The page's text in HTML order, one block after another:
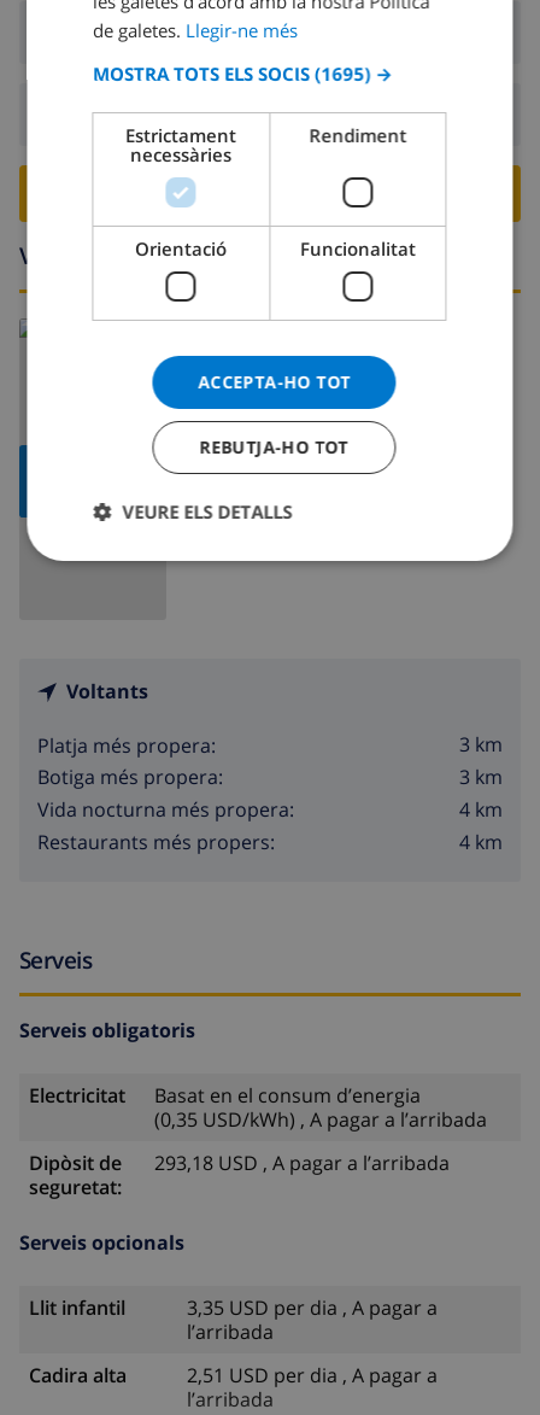
Arribada:Des de 16:00 abans 19:00
Sortida:Abans: 10:00
RESERVA AQUESTA VILLA ›
Voltants
Llegeix més:
Espanya >Costa Blanca >Denia
Voltants
Platja més propera:
3 km
Botiga més propera:
3 km
Vida nocturna més propera:
4 km
Restaurants més propers:
4 km
Serveis
Serveis obligatoris
Electricitat
Basat en el consum d’energia
(0,35 USD/kWh) , A pagar a l’arribada
Dipòsit de
seguretat:
293,18 USD , A pagar a l’arribada
Serveis opcionals
Llit infantil
3,35 USD per dia , A pagar a
l’arribada
Cadira alta
2,51 USD per dia , A pagar a
l’arribada
CATALAN
NORWEGIAN
de galetes. Llegir-ne més
MOSTRA TOTS ELS SOCIS (1695) →
Estrictament
necessàries
Rendiment
Orientació Funcionalitat
ACCEPTA-HO TOT
REBUTJA-HO TOT
VEURE ELS DETALLS